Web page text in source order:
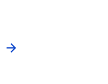
arrow_forward